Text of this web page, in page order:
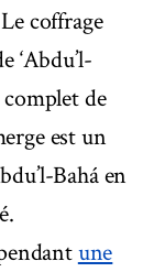
coffrage
‘Abdu’l-
de
est un
Bahá en
une